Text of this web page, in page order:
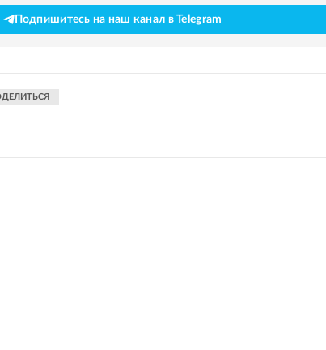
Подпишитесь на наш канал в Telegram